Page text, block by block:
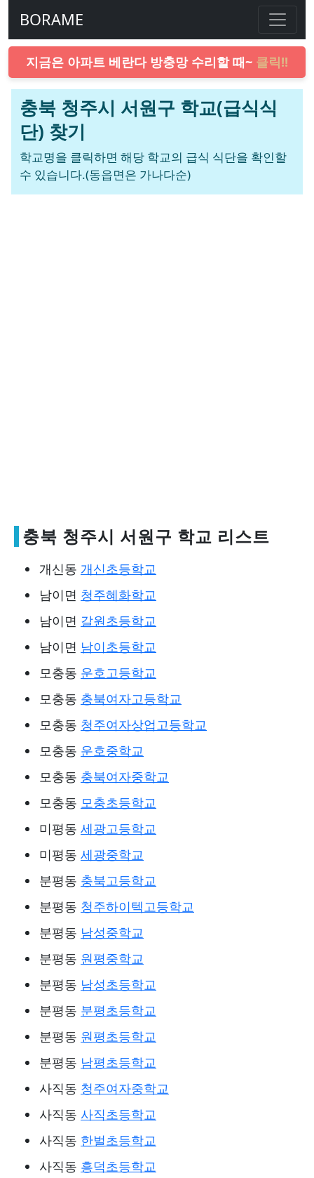
BORAME
지금은 아파트 베란다 방충망 수리할 때~ 클릭!!
충북 청주시 서원구 학교(급식식
단) 찾기
학교명을 클릭하면 해당 학교의 급식 식단을 확인할
수 있습니다.(동읍면은 가나다순)
충북 청주시 서원구 학교 리스트
개신동 개신초등학교
남이면 청주혜화학교
남이면 갈원초등학교
남이면 남이초등학교
모충동 운호고등학교
모충동 충북여자고등학교
모충동 청주여자상업고등학교
모충동 운호중학교
모충동 충북여자중학교
모충동 모충초등학교
미평동 세광고등학교
미평동 세광중학교
분평동 충북고등학교
분평동 청주하이텍고등학교
분평동 남성중학교
분평동 원평중학교
분평동 남성초등학교
분평동 분평초등학교
분평동 원평초등학교
분평동 남평초등학교
사직동 청주여자중학교
사직동 사직초등학교
사직동 한벌초등학교
사직동 흥덕초등학교